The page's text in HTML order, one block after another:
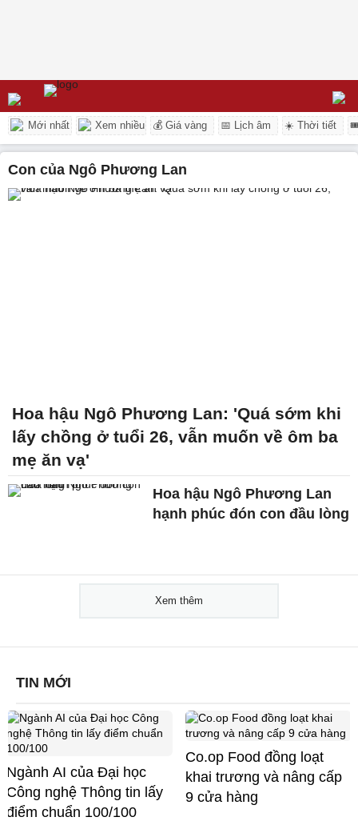
Mới nhất Xem nhiều 💰 Giá vàng 📅 Lịch âm ☀️ Thời tiết
con của Ngô Phương Lan
Hoa hậu Ngô Phương Lan: 'Quá sớm khi
lấy chồng ở tuổi 26, vẫn muốn về ôm ba
mẹ ăn vạ'
Hoa hậu Ngô Phương Lan
hạnh phúc đón con đầu lòng
Xem thêm
TIN MỚI
Ngành AI của Đại học
Công nghệ Thông tin lấy
điểm chuẩn 100/100
Co.op Food đồng loạt
khai trương và nâng cấp
9 cửa hàng